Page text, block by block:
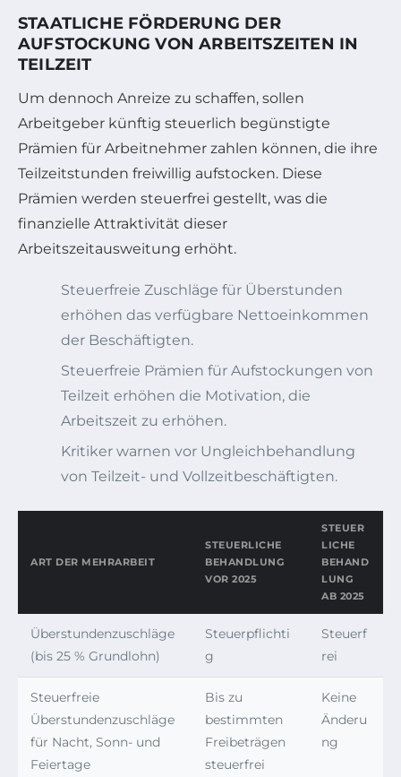
STAATLICHE FÖRDERUNG DER
AUFSTOCKUNG VON ARBEITSZEITEN IN
TEILZEIT
Um dennoch Anreize zu schaffen, sollen
Arbeitgeber künftig steuerlich begünstigte
Prämien für Arbeitnehmer zahlen können, die ihre
Teilzeitstunden freiwillig aufstocken. Diese
Prämien werden steuerfrei gestellt, was die
finanzielle Attraktivität dieser
Arbeitszeitausweitung erhöht.
Steuerfreie Zuschläge für Überstunden
erhöhen das verfügbare Nettoeinkommen
der Beschäftigten.
Steuerfreie Prämien für Aufstockungen von
Teilzeit erhöhen die Motivation, die
Arbeitszeit zu erhöhen.
Kritiker warnen vor Ungleichbehandlung
von Teilzeit- und Vollzeitbeschäftigten.
ART DER MEHRARBEIT
STEUERLICHE
BEHANDLUNG
VOR 2025
STEUER
LICHE
BEHAND
LUNG
AB 2025
Überstundenzuschläge
(bis 25 % Grundlohn)
Steuerpflichti
g
Steuerf
rei
Steuerfreie
Überstundenzuschläge
für Nacht, Sonn- und
Feiertage
Bis zu
bestimmten
Freibeträgen
steuerfrei
Keine
Änderu
ng